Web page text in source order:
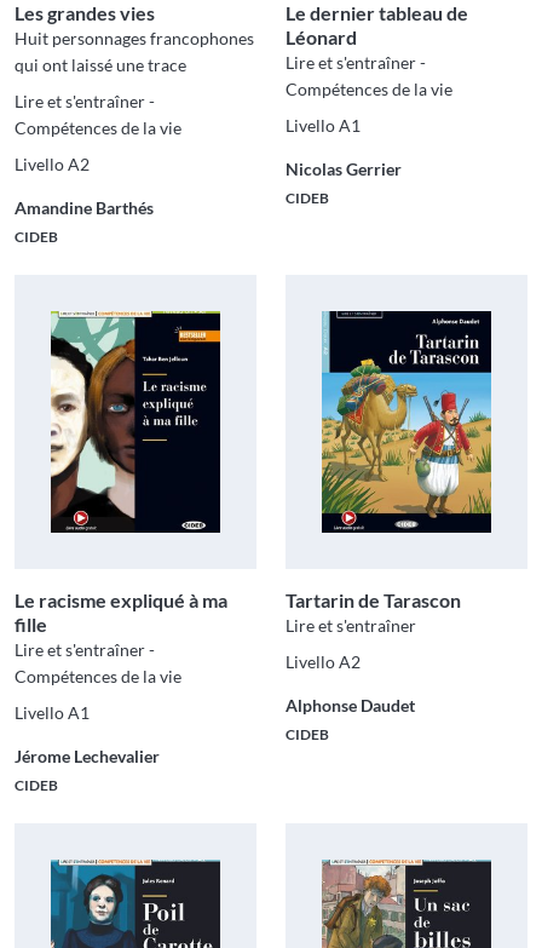
Les grandes vies
Huit personnages francophones
qui ont laissé une trace
Lire et s'entraîner -
Compétences de la vie
Livello A2
Amandine Barthés
CIDEB
Le dernier tableau de
Léonard
Lire et s'entraîner -
Compétences de la vie
Livello A1
Nicolas Gerrier
CIDEB
Le racisme expliqué à ma
fille
Lire et s'entraîner -
Compétences de la vie
Livello A1
Jérome Lechevalier
CIDEB
Tartarin de Tarascon
Lire et s'entraîner
Livello A2
Alphonse Daudet
CIDEB